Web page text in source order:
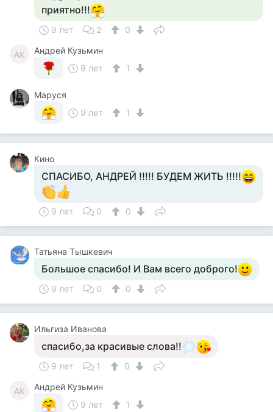
приятно!!!
9 лет 2 0
АК
Андрей Кузьмин
9 лет
1
Маруся
9 лет
1
Кино
СПАСИБО, АНДРЕЙ !!!!! БУДЕМ ЖИТЬ !!!!!
9 лет 0 0
Татьяна Тышкевич
Большое спасибо! И Вам всего доброго!
9 лет 0 0
Ильгиза Иванова
спасибо,за красивые слова!!
9 лет 1 0
АК
Андрей Кузьмин
9 лет
1